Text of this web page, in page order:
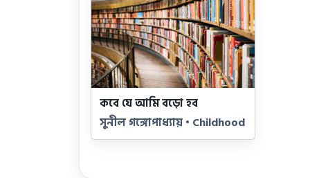
কবে যে আমি বড়ো হব
সুনীল গঙ্গোপাধ্যায় • Childhood